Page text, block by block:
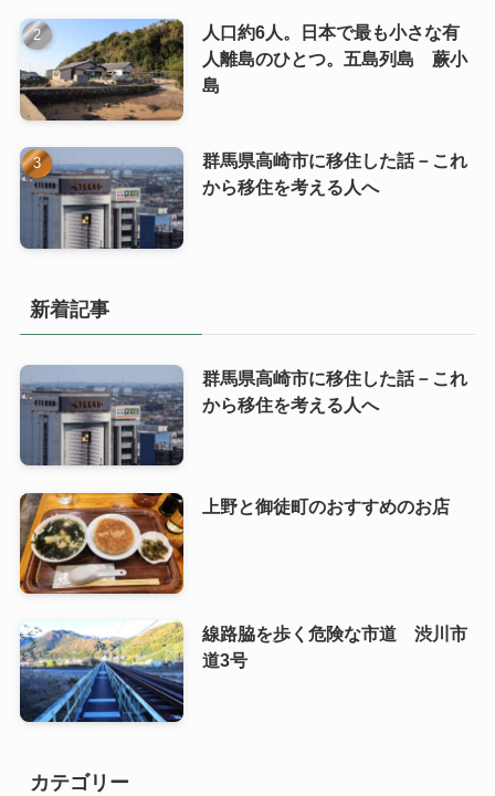
人口約6人。日本で最も小さな有
人離島のひとつ。五島列島 蕨小
島
群馬県高崎市に移住した話－これ
から移住を考える人へ
新着記事
群馬県高崎市に移住した話－これ
から移住を考える人へ
上野と御徒町のおすすめのお店
線路脇を歩く危険な市道 渋川市
道3号
カテゴリー